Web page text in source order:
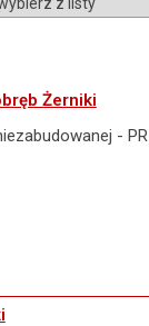
Żerniki
-